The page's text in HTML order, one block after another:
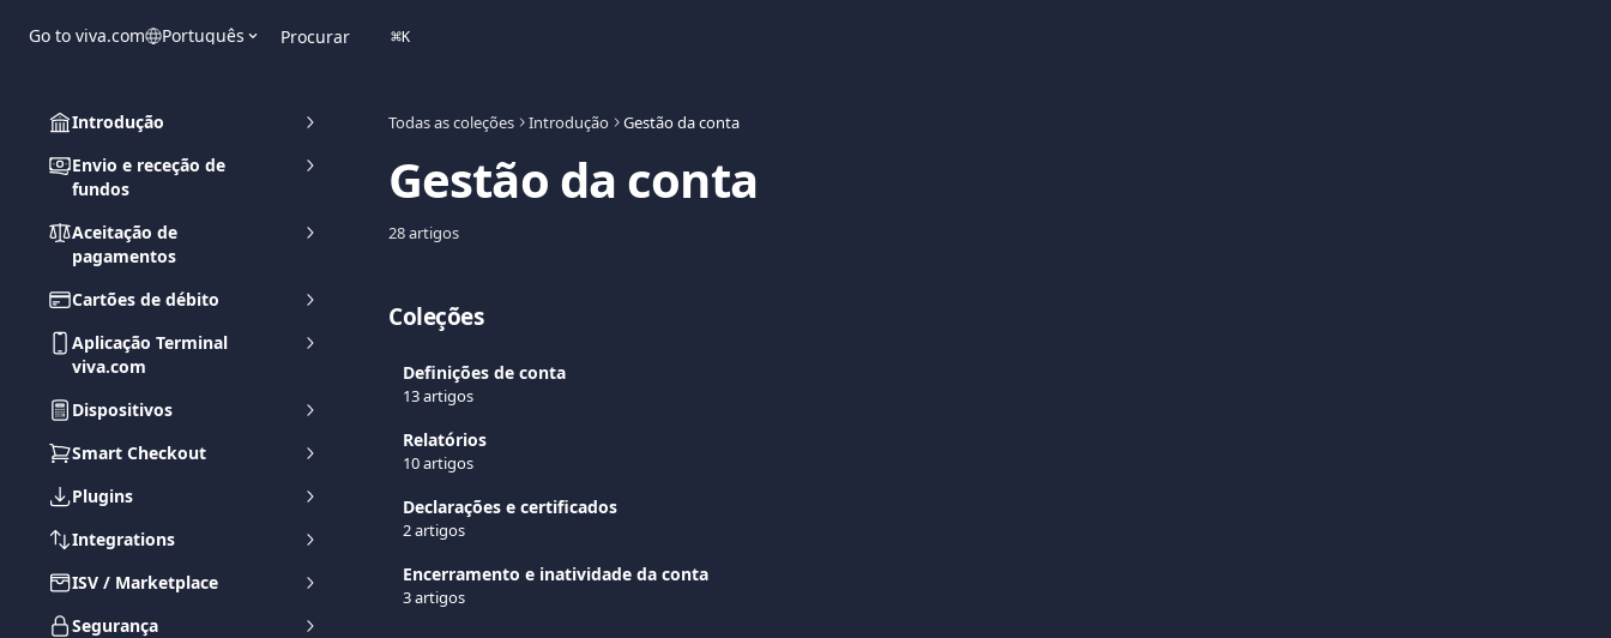
Go to viva.com Português Procurar ⌘K
Introdução
Envio e receção de
fundos
Aceitação de
pagamentos
Cartões de débito
Aplicação Terminal
viva.com
Dispositivos
Smart Checkout
Plugins
Integrations
ISV / Marketplace
Segurança
Todas as coleções Introdução Gestão da conta
Gestão da conta
28 artigos
Coleções
Definições de conta
13 artigos
Relatórios
10 artigos
Declarações e certificados
2 artigos
Encerramento e inatividade da conta
3 artigos